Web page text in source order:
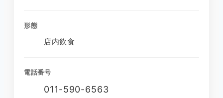
形態
店内飲食
電話番号
011-590-6563